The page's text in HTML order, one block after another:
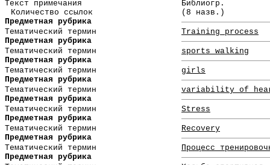
Текст примечания
Библиогр.
Количество ссылок
(8 назв.)
Предметная рубрика
Тематический термин
Training process
Предметная рубрика
Тематический термин
sports walking
Предметная рубрика
Тематический термин
girls
Предметная рубрика
Тематический термин
variability of
Предметная рубрика
Тематический термин
Stress
Предметная рубрика
Тематический термин
Recovery
Предметная рубрика
Тематический термин
Процесс
Предметная рубрика